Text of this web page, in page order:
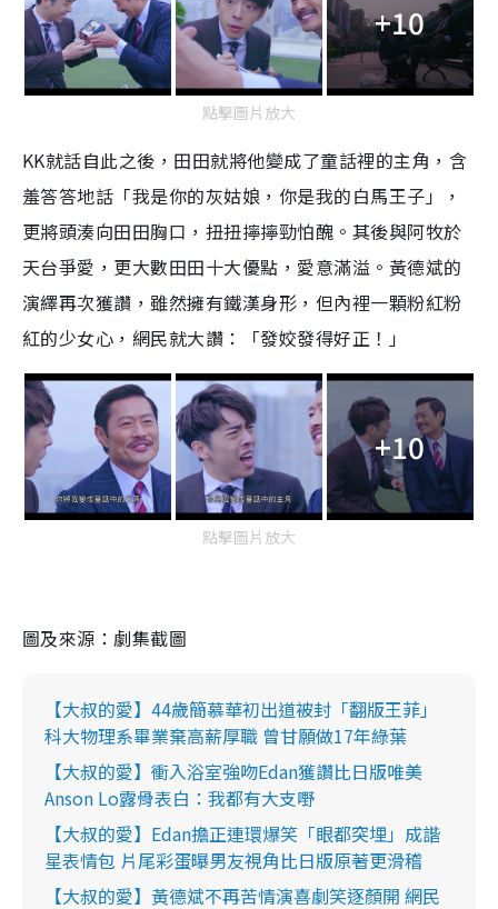
+10
點擊圖片放大
KK就話自此之後，田田就將他變成了童話裡的主角，含
羞答答地話「我是你的灰姑娘，你是我的白馬王子」，
更將頭湊向田田胸口，扭扭擰擰勁怕醜。其後與阿牧於
天台爭愛，更大數田田十大優點，愛意滿溢。黃德斌的
演繹再次獲讚，雖然擁有鐵漢身形，但內裡一顆粉紅粉
紅的少女心，網民就大讚：「發姣發得好正！」
+10
點擊圖片放大
圖及來源：劇集截圖
【大叔的愛】44歲簡慕華初出道被封「翻版王菲」
科大物理系畢業棄高薪厚職 曾甘願做17年綠葉
【大叔的愛】衝入浴室強吻Edan獲讚比日版唯美
Anson Lo露骨表白：我都有大支嘢
【大叔的愛】Edan擔正連環爆笑「眼都突埋」成諧
星表情包 片尾彩蛋曝男友視角比日版原著更滑稽
【大叔的愛】黃德斌不再苦情演喜劇笑逐顏開 網民